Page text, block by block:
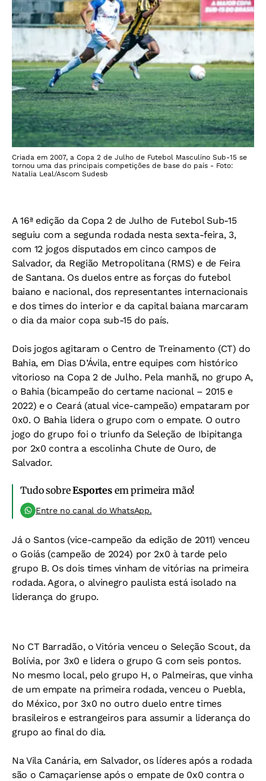
Criada em 2007, a Copa 2 de Julho de Futebol Masculino Sub-15 se
tornou uma das principais competições de base do país - Foto:
Natalia Leal/Ascom Sudesb
A 16ª edição da Copa 2 de Julho de Futebol Sub-15
seguiu com a segunda rodada nesta sexta-feira, 3,
com 12 jogos disputados em cinco campos de
Salvador, da Região Metropolitana (RMS) e de Feira
de Santana. Os duelos entre as forças do futebol
baiano e nacional, dos representantes internacionais
e dos times do interior e da capital baiana marcaram
o dia da maior copa sub-15 do país.
Dois jogos agitaram o Centro de Treinamento (CT) do
Bahia, em Dias D’Ávila, entre equipes com histórico
vitorioso na Copa 2 de Julho. Pela manhã, no grupo A,
o Bahia (bicampeão do certame nacional – 2015 e
2022) e o Ceará (atual vice-campeão) empataram por
0x0. O Bahia lidera o grupo com o empate. O outro
jogo do grupo foi o triunfo da Seleção de Ibipitanga
por 2x0 contra a escolinha Chute de Ouro, de
Salvador.
Tudo sobreEsportesem primeira mão!
Entre no canal do WhatsApp.
Já o Santos (vice-campeão da edição de 2011) venceu
o Goiás (campeão de 2024) por 2x0 à tarde pelo
grupo B. Os dois times vinham de vitórias na primeira
rodada. Agora, o alvinegro paulista está isolado na
liderança do grupo.
No CT Barradão, o Vitória venceu o Seleção Scout, da
Bolívia, por 3x0 e lidera o grupo G com seis pontos.
No mesmo local, pelo grupo H, o Palmeiras, que vinha
de um empate na primeira rodada, venceu o Puebla,
do México, por 3x0 no outro duelo entre times
brasileiros e estrangeiros para assumir a liderança do
grupo ao final do dia.
Na Vila Canária, em Salvador, os líderes após a rodada
são o Camaçariense após o empate de 0x0 contra o